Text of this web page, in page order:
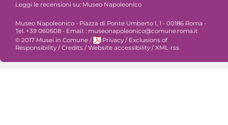
Leggi le recensioni su: Museo Napoleonico
Museo Napoleonico - Piazza di Ponte Umberto I, 1 - 00186 Roma -
Tel. +39 060608 - Email: : museonapoleonico@comune.roma.it
© 2017 Musei in Comune / Privacy / Exclusions of
Responsibility / Credits / Website accessibility / XML-rss